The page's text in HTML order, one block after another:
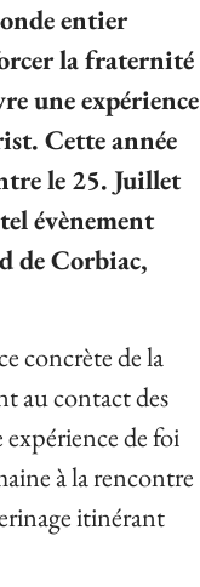
entier
la fraternité
une expérience
Cette année
le 25. Juillet
évènement
de Corbiac,
concrète de la
au contact des
expérience de foi
à la rencontre
itinérant